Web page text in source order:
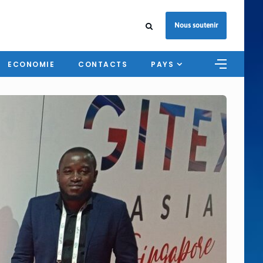
Nous soutenir
ECONOMIE CONTACTS PAYS